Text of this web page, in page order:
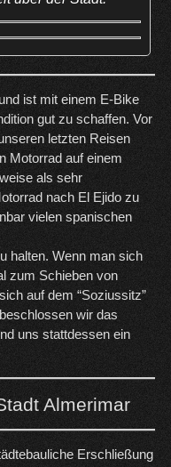
ist mit einem E-Bike
gut zu schaffen. Vor
letzten Reisen
Motorrad auf einem
als sehr
nach El Ejido zu
vielen spanischen
halten. Wenn man sich
zum Schieben von
auf dem “Soziussitz”
wir das
uns stattdessen ein
Almerimar
Erschließung